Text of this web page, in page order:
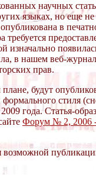
научных
языках, но еще
в
изначально
в нашем веб-
прав.
будут
стиля
года. Статья-
Форум № 2, 2006
возможной